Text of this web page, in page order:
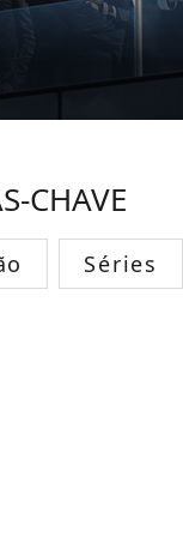
CHAVE
Séries